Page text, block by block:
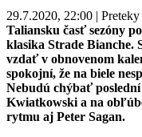
29.7.2020, 22:00 |
Taliansku časť sezóny
klasika Strade Bianche.
vzdať v obnovenom
spokojní, že na biele
Nebudú chýbať
Kwiatkowski a na
rytmu aj Peter Sagan.